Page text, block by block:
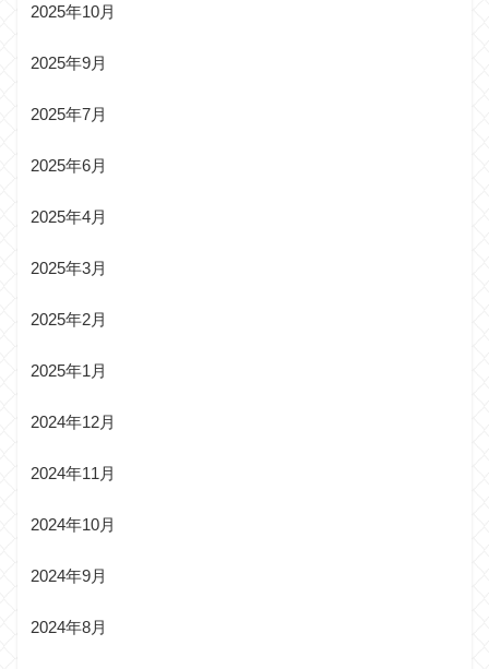
2025年10月
2025年9月
2025年7月
2025年6月
2025年4月
2025年3月
2025年2月
2025年1月
2024年12月
2024年11月
2024年10月
2024年9月
2024年8月